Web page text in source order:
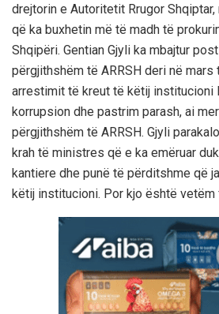
drejtorin e Autoritetit Rrugor
që ka buxhetin më të madh të
Shqipëri. Gentian Gjyli ka mbajtur
përgjithshëm të ARRSH deri në
arrestimit të kreut të këtij institucioni
korrupsion dhe pastrim parash, ai
përgjithshëm të ARRSH. Gjyli
krah të ministres që e ka emëruar
kantiere dhe punë të përditshme që
këtij institucioni. Por kjo është vetëm